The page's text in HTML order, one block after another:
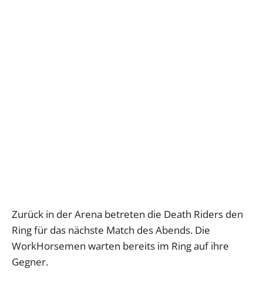
Zurück in der Arena betreten die Death Riders den
Ring für das nächste Match des Abends. Die
WorkHorsemen warten bereits im Ring auf ihre
Gegner.